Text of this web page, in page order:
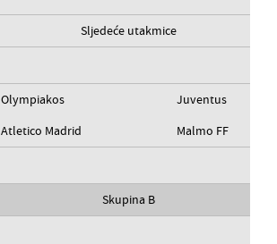
Sljedeće utakmice
Olympiakos
Juventus
Atletico Madrid Malmo FF
Skupina B